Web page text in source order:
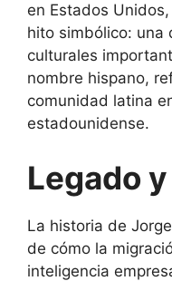
en Estados
hito simbólico: una
culturales
nombre hispano,
comunidad latina
estadounidense.
Legado
La historia de
de cómo la
inteligencia